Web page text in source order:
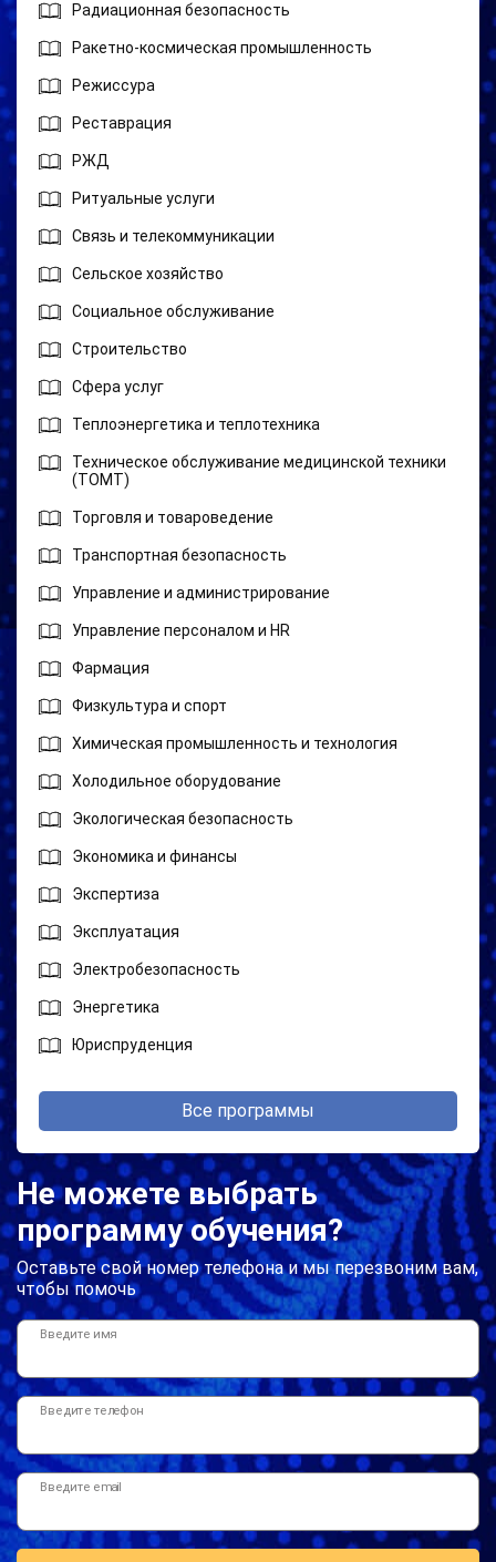
Радиационная безопасность
Ракетно-космическая промышленность
Режиссура
Реставрация
РЖД
Ритуальные услуги
Связь и телекоммуникации
Сельское хозяйство
Социальное обслуживание
Строительство
Сфера услуг
Теплоэнергетика и теплотехника
Техническое обслуживание медицинской техники
(ТОМТ)
Торговля и товароведение
Транспортная безопасность
Управление и администрирование
Управление персоналом и HR
Фармация
Физкультура и спорт
Химическая промышленность и технология
Холодильное оборудование
Экологическая безопасность
Экономика и финансы
Экспертиза
Эксплуатация
Электробезопасность
Энергетика
Юриспруденция
Все программы
Не можете выбрать
программу обучения?
Оставьте свой номер телефона и мы перезвоним вам,
чтобы помочь
Введите имя
Введите телефон
Введите email